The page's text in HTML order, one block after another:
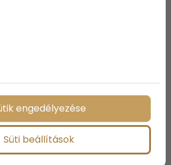
engedélyezése
Süti beállítások